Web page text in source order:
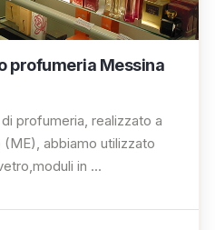
profumeria Messina
profumeria, realizzato a
abbiamo utilizzato
in ...